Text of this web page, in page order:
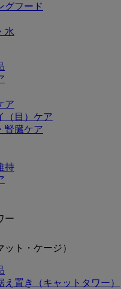
グフード
水
ア
（目）ケア
腎臓ケア
持
ー
ト・ケージ）
え置き（キャットタワー）